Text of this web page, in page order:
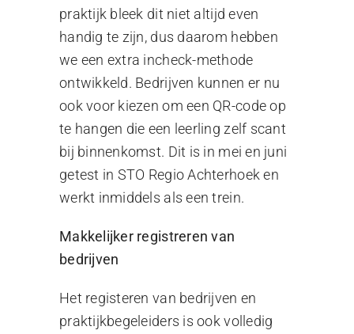
praktijk bleek dit niet altijd even
handig te zijn, dus daarom hebben
we een extra incheck-methode
ontwikkeld. Bedrijven kunnen er nu
ook voor kiezen om een QR-code op
te hangen die een leerling zelf scant
bij binnenkomst. Dit is in mei en juni
getest in STO Regio Achterhoek en
werkt inmiddels als een trein.
Makkelijker registreren van
bedrijven
Het registeren van bedrijven en
praktijkbegeleiders is ook volledig